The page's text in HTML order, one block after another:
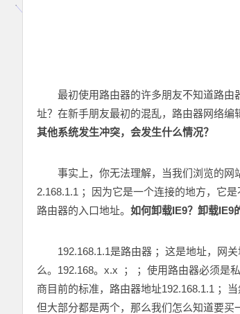
最初使用路由器的许多朋友不知道路
址？在新手朋友最初的混乱，路由器网络编
其他系统发生冲突，会发生什么情况？
事实上，你无法理解，当我们浏览的
2.168.1.1 ；
因为它是一个连接的地方，它
路由器的入口地址。 如何卸载IE9？卸载IE9
192.168.1.1是路由器 ； 这是地址，网
么。192.168。x.x ； ；使用路由器必须是
商目前的标准，路由器地址192.168.1.1 ；
但大部分都是两个，那么我们怎么知道要